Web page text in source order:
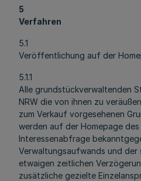
5
Verfahren
5.1
Veröffentlichung auf der
5.1.1
Alle grundstückverwaltenden
NRW die von ihnen zu
zum Verkauf vorgesehenen
werden auf der Homepage des
Interessenabfrage
Verwaltungsaufwands und der
etwaigen zeitlichen
zusätzliche gezielte